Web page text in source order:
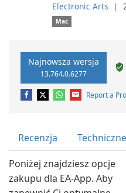
Electronic Arts ❘
Mac
Najnowsza wersja
13.764.0.6277
Report a
Recenzja Techniczne
Poniżej znajdziesz opcje
zakupu dla EA-App. Aby